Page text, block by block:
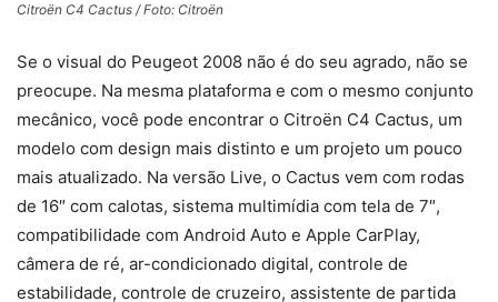
Citroën C4 Cactus / Foto: Citroën
Se o visual do Peugeot 2008 não é do seu agrado, não se
preocupe. Na mesma plataforma e com o mesmo conjunto
mecânico, você pode encontrar o Citroën C4 Cactus, um
modelo com design mais distinto e um projeto um pouco
mais atualizado. Na versão Live, o Cactus vem com rodas
de 16″ com calotas, sistema multimídia com tela de 7″,
compatibilidade com Android Auto e Apple CarPlay,
câmera de ré, ar-condicionado digital, controle de
estabilidade, controle de cruzeiro, assistente de partida